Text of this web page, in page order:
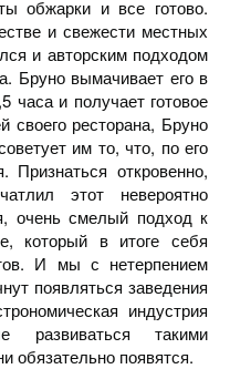
обжарки и все готово.
и свежести местных
и авторским подходом
Бруно вымачивает его в
часа и получает готовое
своего ресторана, Бруно
им то, что, по его
откровенно,
этот невероятно
очень смелый подход к
который в итоге себя
И мы с нетерпением
появляться заведения
индустрия
такими
обязательно появятся.